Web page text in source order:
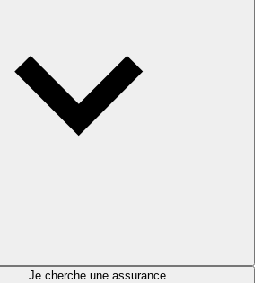
Je cherche une assurance